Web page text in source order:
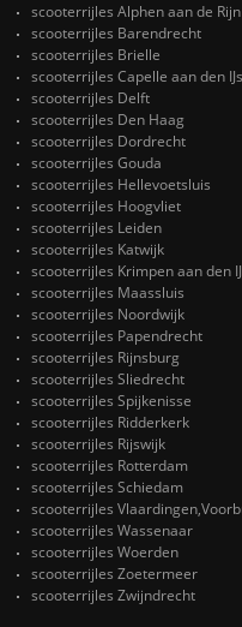
scooterrijles Alphen aan de Rijn
scooterrijles Barendrecht
scooterrijles Brielle
scooterrijles Capelle aan den
scooterrijles Delft
scooterrijles Den Haag
scooterrijles Dordrecht
scooterrijles Gouda
scooterrijles Hellevoetsluis
scooterrijles Hoogvliet
scooterrijles Leiden
scooterrijles Katwijk
scooterrijles Krimpen aan den
scooterrijles Maassluis
scooterrijles Noordwijk
scooterrijles Papendrecht
scooterrijles Rijnsburg
scooterrijles Sliedrecht
scooterrijles Spijkenisse
scooterrijles Ridderkerk
scooterrijles Rijswijk
scooterrijles Rotterdam
scooterrijles Schiedam
scooterrijles
scooterrijles Wassenaar
scooterrijles Woerden
scooterrijles Zoetermeer
scooterrijles Zwijndrecht